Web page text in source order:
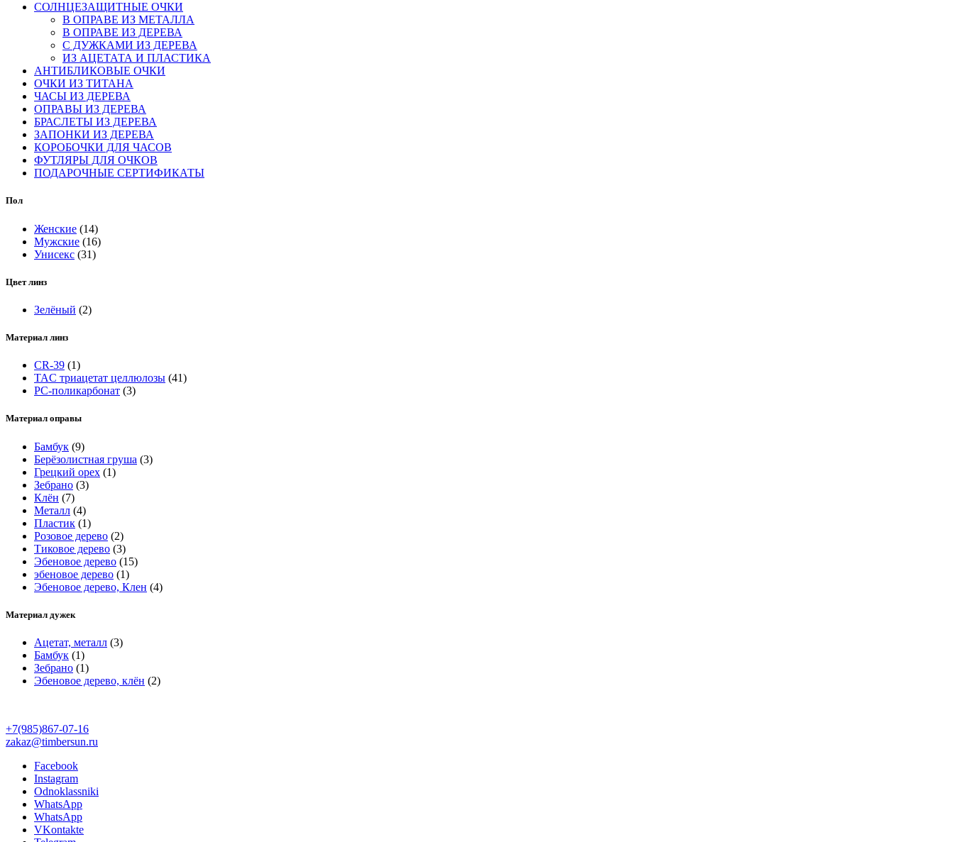
СОЛНЦЕЗАЩИТНЫЕ ОЧКИ
В ОПРАВЕ ИЗ МЕТАЛЛА
В ОПРАВЕ ИЗ ДЕРЕВА
С ДУЖКАМИ ИЗ ДЕРЕВА
ИЗ АЦЕТАТА И ПЛАСТИКА
АНТИБЛИКОВЫЕ ОЧКИ
ОЧКИ ИЗ ТИТАНА
ЧАСЫ ИЗ ДЕРЕВА
ОПРАВЫ ИЗ ДЕРЕВА
БРАСЛЕТЫ ИЗ ДЕРЕВА
ЗАПОНКИ ИЗ ДЕРЕВА
КОРОБОЧКИ ДЛЯ ЧАСОВ
ФУТЛЯРЫ ДЛЯ ОЧКОВ
ПОДАРОЧНЫЕ СЕРТИФИКАТЫ
Пол
Женские (14)
Мужские (16)
Унисекс (31)
Цвет линз
Зелёный (2)
Материал линз
CR-39 (1)
TAC триацетат целлюлозы (41)
РС-поликарбонат (3)
Материал оправы
Бамбук (9)
Берёзолистная груша (3)
Грецкий орех (1)
Зебрано (3)
Клён (7)
Металл (4)
Пластик (1)
Розовое дерево (2)
Тиковое дерево (3)
Эбеновое дерево (15)
эбеновое дерево (1)
Эбеновое дерево, Клен (4)
Материал дужек
Ацетат, металл (3)
Бамбук (1)
Зебрано (1)
Эбеновое дерево, клён (2)
+7(985)867-07-16
zakaz@timbersun.ru
Facebook
Instagram
Odnoklassniki
WhatsApp
WhatsApp
VKontakte